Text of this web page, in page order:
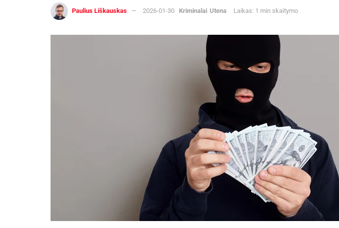
Paulius Liškauskas 2026-01-30 Kriminalai Utena Laikas: 1 min skaitymo